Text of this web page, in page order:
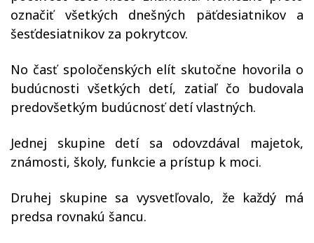
označiť všetkých dnešných päťdesiatnikov a
šesťdesiatnikov za pokrytcov.
No časť spoločenských elít skutočne hovorila o
budúcnosti všetkých detí, zatiaľ čo budovala
predovšetkým budúcnosť detí vlastných.
Jednej skupine detí sa odovzdával majetok,
známosti, školy, funkcie a prístup k moci.
Druhej skupine sa vysvetľovalo, že každý má
predsa rovnakú šancu.